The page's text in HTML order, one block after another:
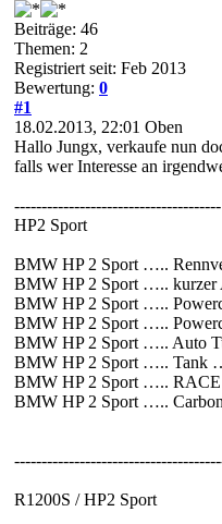
Beiträge: 46
Themen: 2
Registriert seit: Feb 2013
Bewertung: 0
#1
18.02.2013, 22:01 Oben
Hallo Jungx, verkaufe nun
falls wer Interesse an
--------------------------------------
HP2 Sport
BMW HP 2 Sport …..
BMW HP 2 Sport …..
BMW HP 2 Sport …..
BMW HP 2 Sport …..
BMW HP 2 Sport ….. Auto
BMW HP 2 Sport ….. Tank
BMW HP 2 Sport …..
BMW HP 2 Sport …..
R1200S / HP2 Sport